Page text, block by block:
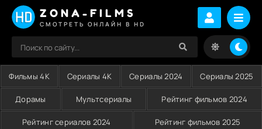
ZONA-FILMS
СМОТРЕТЬ ОНЛАЙН В HD
Фильмы 4K Сериалы 4K Сериалы 2024 Сериалы 2025
Дорамы Мультсериалы Рейтинг фильмов 2024
Рейтинг сериалов 2024 Рейтинг фильмов 2025